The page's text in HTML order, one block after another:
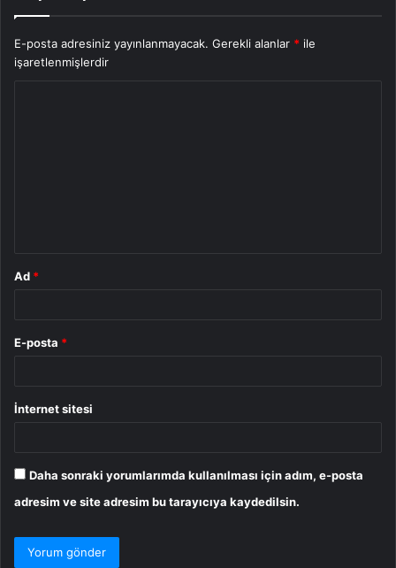
E-posta adresiniz yayınlanmayacak. Gerekli alanlar * ile
işaretlenmişlerdir
Ad *
E-posta *
İnternet sitesi
Daha sonraki yorumlarımda kullanılması için adım, e-posta
adresim ve site adresim bu tarayıcıya kaydedilsin.